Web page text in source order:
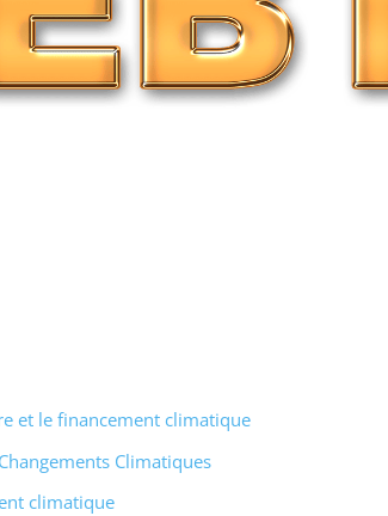
et le financement climatique
Climatiques
climatique